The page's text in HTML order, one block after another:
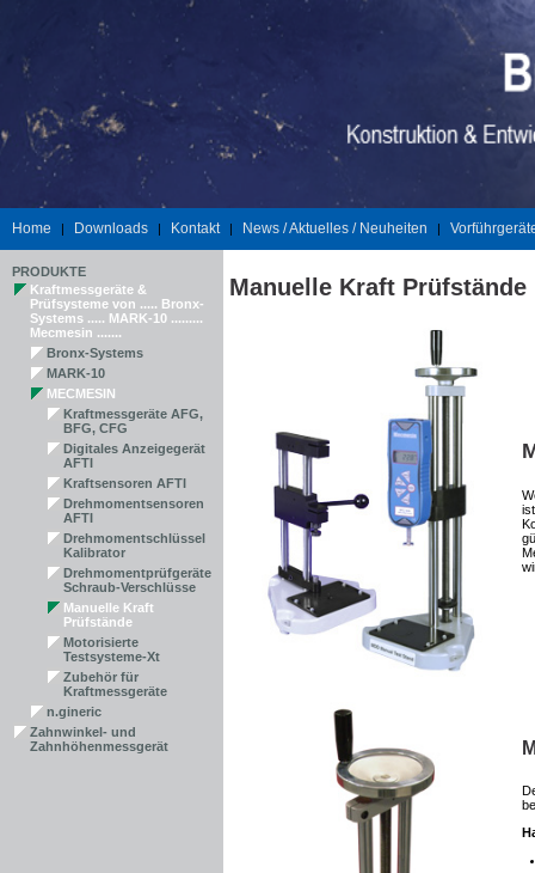
Home | Downloads | Kontakt | News / Aktuelles / Neuheiten |
PRODUKTE
Kraftmessgeräte &
Prüfsysteme von ..... Bronx-
Systems ..... MARK-10 .........
Mecmesin .......
Bronx-Systems
MARK-10
MECMESIN
Kraftmessgeräte AFG,
BFG, CFG
Digitales Anzeigegerät
AFTI
Kraftsensoren AFTI
Drehmomentsensoren
AFTI
Drehmomentschlüssel
Kalibrator
Drehmomentprüfgeräte
Schraub-Verschlüsse
Manuelle Kraft
Prüfstände
Motorisierte
Testsysteme-Xt
Zubehör für
Kraftmessgeräte
n.gineric
Zahnwinkel- und
Zahnhöhenmessgerät
Manuelle Kraft Prüfstände